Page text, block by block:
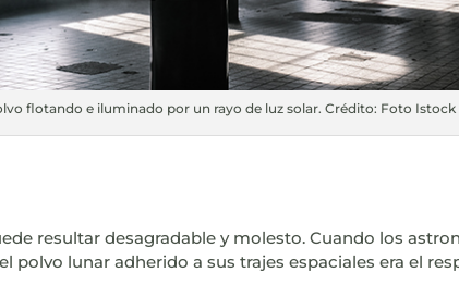
flotando e iluminado por un rayo de luz solar. Crédito: Foto Istock
resultar desagradable y molesto. Cuando los
polvo lunar adherido a sus trajes espaciales era el